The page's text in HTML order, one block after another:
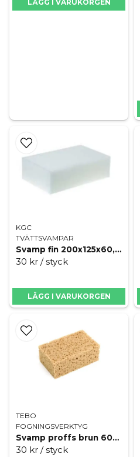
LÄGG I VARUKORGEN
KGC
TVÄTTSVAMPAR
Svamp fin 200x125x60, SILVERLINE
30 kr / styck
LÄGG I VARUKORGEN
TEBO
FOGNINGSVERKTYG
Svamp proffs brun 60x100x160
30 kr / styck